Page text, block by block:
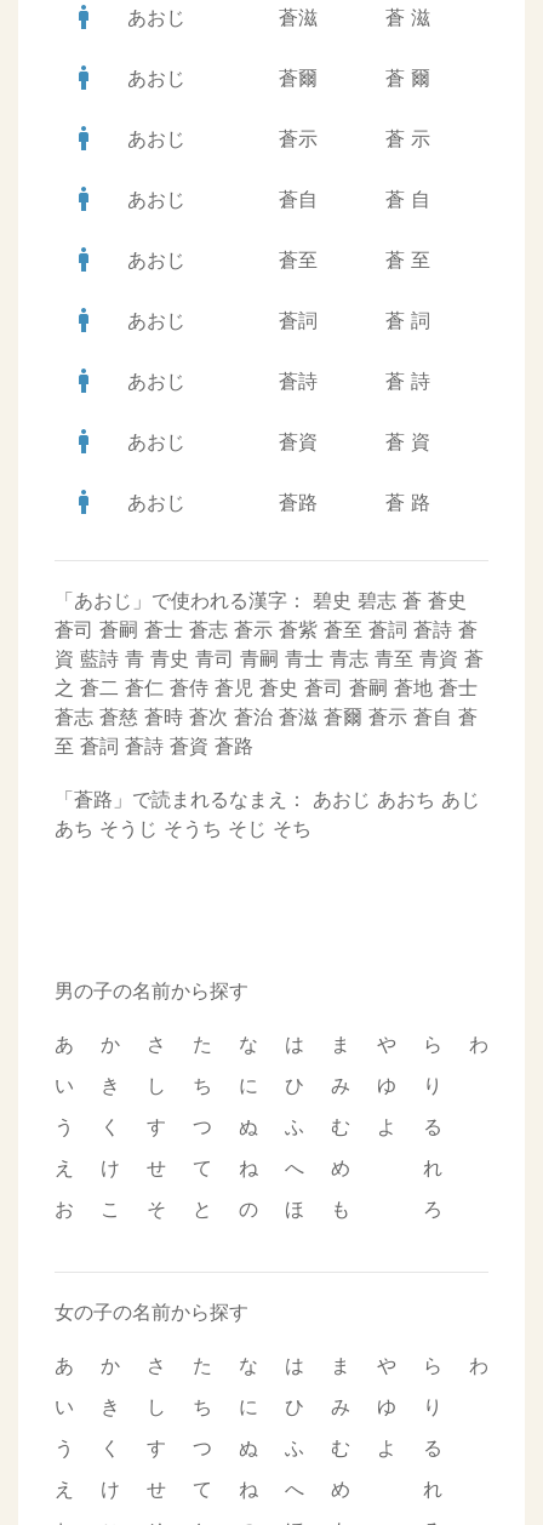
man あおじ 蒼滋 蒼 滋
man あおじ 蒼爾 蒼 爾
man あおじ 蒼示 蒼 示
man あおじ 蒼自 蒼 自
man あおじ 蒼至 蒼 至
man あおじ 蒼詞 蒼 詞
man あおじ 蒼詩 蒼 詩
man あおじ 蒼資 蒼 資
man あおじ 蒼路 蒼 路
「あおじ」で使われる漢字： 碧史 碧志 蒼 蒼史
蒼司 蒼嗣 蒼士 蒼志 蒼示 蒼紫 蒼至 蒼詞 蒼詩 蒼
資 藍詩 青 青史 青司 青嗣 青士 青志 青至 青資 蒼
之 蒼二 蒼仁 蒼侍 蒼児 蒼史 蒼司 蒼嗣 蒼地 蒼士
蒼志 蒼慈 蒼時 蒼次 蒼治 蒼滋 蒼爾 蒼示 蒼自 蒼
至 蒼詞 蒼詩 蒼資 蒼路
「蒼路」で読まれるなまえ： あおじ あおち あじ
あち そうじ そうち そじ そち
男の子の名前から探す
あ
い
う
え
お
か
き
く
け
こ
さ
し
す
せ
そ
た
ち
つ
て
と
な
に
ぬ
ね
の
は
ひ
ふ
へ
ほ
ま
み
む
め
も
や
ゆ
よ
ら
り
る
れ
ろ
わ
女の子の名前から探す
あ
い
う
え
か
き
く
け
さ
し
す
せ
た
ち
つ
て
な
に
ぬ
ね
は
ひ
ふ
へ
ま
み
む
め
や
ゆ
よ
ら
り
る
れ
わ